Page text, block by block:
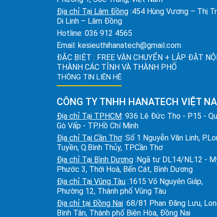
Địa chỉ Tại Lâm Đồng :454 Hùng Vương – Thị
Di Linh – Lâm Đồng
Hotline: 036 912 4565
Email: kesieuthihanatech@gmail.com
ĐẶC BIỆT : FREE VẬN CHUYỂN + LẮP ĐẶT
THÀNH CÁC TỈNH VÀ THÀNH PHỐ
THÔNG TIN LIÊN HỆ
CÔNG TY TNHH HANATECH VIỆT
Địa chỉ Tại TPHCM: 936 Lê Đức Thọ - P15 -
Gò Vấp - TP.Hồ Chí Minh
Địa chỉ Tại Cần Thơ :Số 1 Nguyễn Văn Linh,
Tuyền, Q.Bình Thủy, TP.Cần Thơ
Địa chỉ Tại Bình Dương :Ngã tư DL14/NL12 -
Phước 3, Thới Hoà, Bến Cát, Bình Dương
Địa chỉ Tại Vũng Tàu :1615 Võ Nguyên Giáp,
Phường 12, Thành phố Vũng Tàu
Địa chỉ tại Đồng Nai :68/81 Phan Đăng Lưu,
Bình Tân, Thành phố Biên Hòa, Đồng Nai